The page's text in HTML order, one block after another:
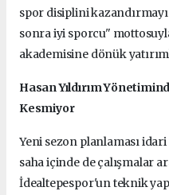
spor disiplini
sonra iyi sporcu"
akademisine dönük
Hasan Yıldırım
Kesmiyor
Yeni sezon planlaması
saha içinde de çalışmalar
İdealtepespor'un teknik